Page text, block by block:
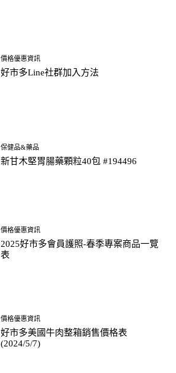
價格優惠資訊
好市多Line社群加入方法
保健品&藥品
新甘木堅胃腸藥顆粒40包 #194496
價格優惠資訊
2025好市多會員護照-春季專案商品一覽
表
價格優惠資訊
好市多美國牛肉整箱銷售價格表
(2024/5/7)